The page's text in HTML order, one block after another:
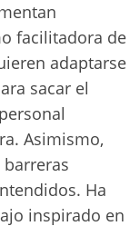
facilitadora de
adaptarse
sacar el
Asimismo,
Ha
inspirado en